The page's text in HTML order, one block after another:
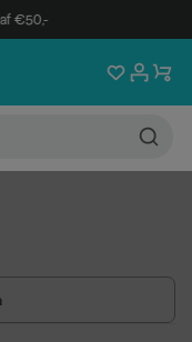
€50,-